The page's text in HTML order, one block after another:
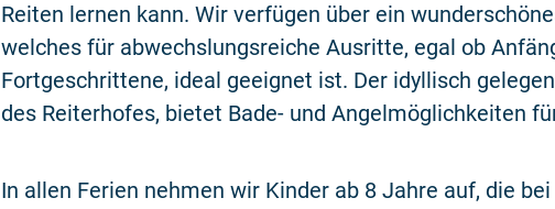
Reiten lernen kann. Wir verfügen über ein
welches für abwechslungsreiche Ausritte, egal ob
Fortgeschrittene, ideal geeignet ist. Der idyllisch
des Reiterhofes, bietet Bade- und Angelmöglichkeiten
In allen Ferien nehmen wir Kinder ab 8 Jahre auf, die